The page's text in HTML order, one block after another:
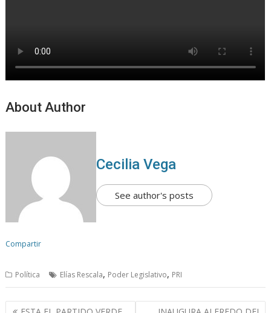
About Author
Cecilia Vega
See author's posts
Compartir
Política Elías Rescala, Poder Legislativo, PRI
N